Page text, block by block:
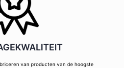
van producten van de hoogste